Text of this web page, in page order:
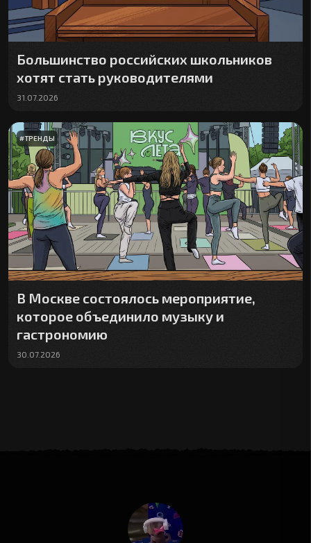
Большинство российских школьников
хотят стать руководителями
31.07.2026
#ТРЕНДЫ
В Москве состоялось мероприятие,
которое объединило музыку и
гастрономию
30.07.2026